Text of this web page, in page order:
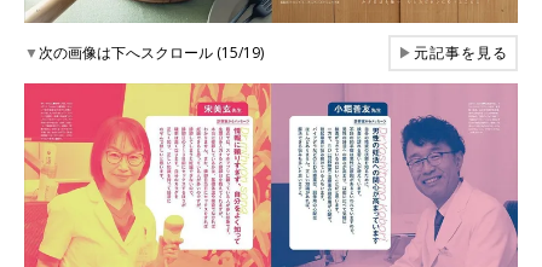
▼次の画像は下へスクロール (15/19) ▶元記事を見る